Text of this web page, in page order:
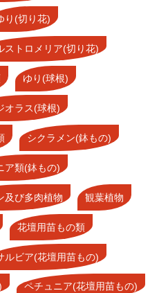
り(切り花)
ストロメリア(切り花)
ゆり(球根)
オラス(球根)
シクラメン(鉢もの)
ア類(鉢もの)
及び多肉植物 観葉植物
花壇用苗もの類
ルビア(花壇用苗もの)
ペチュニア(花壇用苗もの)